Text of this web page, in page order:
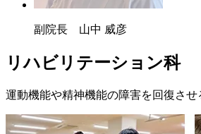
副院長 山中 威彦
リハビリテーション科
運動機能や精神機能の障害を回復させ